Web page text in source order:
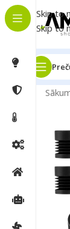
Skip to
Skip to